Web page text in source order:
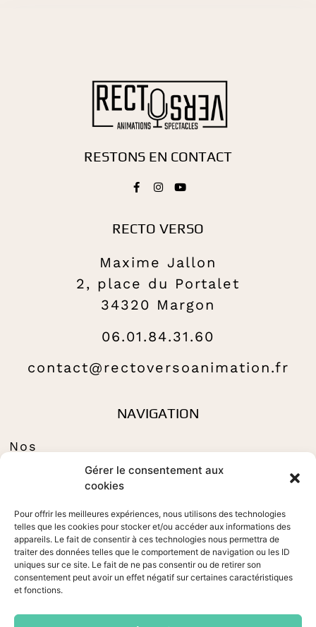
Gérer le consentement aux
cookies
Pour offrir les meilleures expériences, nous utilisons des technologies
telles que les cookies pour stocker et/ou accéder aux informations des
appareils. Le fait de consentir à ces technologies nous permettra de
traiter des données telles que le comportement de navigation ou les ID
uniques sur ce site. Le fait de ne pas consentir ou de retirer son
consentement peut avoir un effet négatif sur certaines caractéristiques
et fonctions.
RESTONS EN CONTACT
RECTO VERSO
Maxime Jallon
2, place du Portalet
34320 Margon
06.01.84.31.60
contact@rectoversoanimation.fr
NAVIGATION
Nos
Nos animations
Nos
spectacles
Évènementiel
Tadaaam !!!